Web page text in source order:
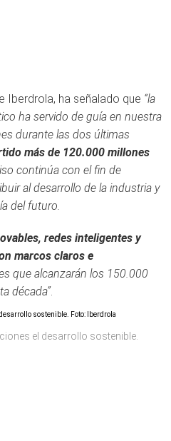
Iberdrola, ha señalado que “la
ha servido de guía en nuestra
durante las dos últimas
más de 120.000 millones
continúa con el fin de
al desarrollo de la industria y
del futuro.
redes inteligentes y
marcos claros e
que alcanzarán los 150.000
década”.
el desarrollo sostenible.